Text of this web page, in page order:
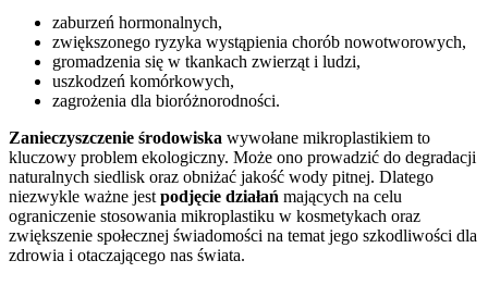
zaburzeń hormonalnych,
zwiększonego ryzyka wystąpienia chorób nowotworowych,
gromadzenia się w tkankach zwierząt i ludzi,
uszkodzeń komórkowych,
zagrożenia dla bioróżnorodności.
Zanieczyszczenie środowiska wywołane mikroplastikiem to
kluczowy problem ekologiczny. Może ono prowadzić do degradacji
naturalnych siedlisk oraz obniżać jakość wody pitnej. Dlatego
niezwykle ważne jest podjęcie działań mających na celu
ograniczenie stosowania mikroplastiku w kosmetykach oraz
zwiększenie społecznej świadomości na temat jego szkodliwości dla
zdrowia i otaczającego nas świata.